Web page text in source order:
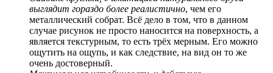
выглядит гораздо более реалистично, чем его
металлический собрат. Всё дело в том, что в данном
случае рисунок не просто наносится на поверхность, а
является текстурным, то есть трёх мерным. Его можно
ощутить на ощупь, и как следствие, на вид он то же
очень достоверный.